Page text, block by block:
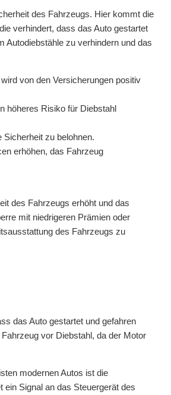
des Fahrzeugs. Hier kommt die
verhindert, dass das Auto gestartet
Autodiebstähle zu verhindern und das
von den Versicherungen positiv
höheres Risiko für Diebstahl
Sicherheit zu belohnen.
erhöhen, das Fahrzeug
des Fahrzeugs erhöht und das
mit niedrigeren Prämien oder
des Fahrzeugs zu
das Auto gestartet und gefahren
vor Diebstahl, da der Motor
modernen Autos ist die
Signal an das Steuergerät des